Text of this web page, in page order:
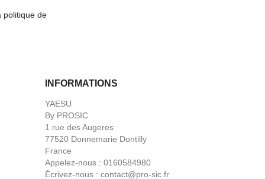
politique de
INFORMATIONS
YAESU
By PROSIC
1 rue des Augeres
77520 Donnemarie Dontilly
France
Appelez-nous : 0160584980
Écrivez-nous : contact@pro-sic.fr